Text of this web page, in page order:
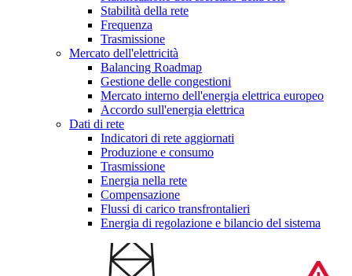
Stabilità della rete
Frequenza
Trasmissione
Mercato dell'elettricità
Balancing Roadmap
Gestione delle congestioni
Mercato interno dell'energia elettrica europeo
Accordo sull'energia elettrica
Dati di rete
Indicatori di rete aggiornati
Produzione e consumo
Trasmissione
Energia nella rete
Compensazione
Flussi di carico transfrontalieri
Energia di regolazione e bilancio del sistema